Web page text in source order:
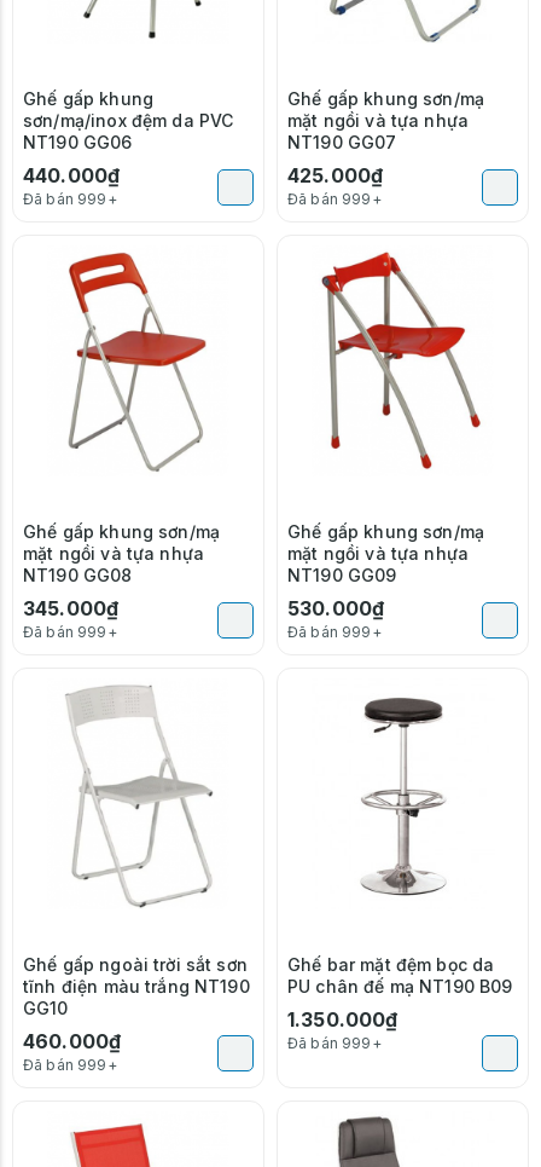
Ghế gấp khung
sơn/mạ/inox đệm da PVC
NT190 GG06
440.000₫
Đã bán 999+
Ghế gấp khung sơn/mạ
mặt ngồi và tựa nhựa
NT190 GG07
425.000₫
Đã bán 999+
Ghế gấp khung sơn/mạ
mặt ngồi và tựa nhựa
NT190 GG08
345.000₫
Đã bán 999+
Ghế gấp khung sơn/mạ
mặt ngồi và tựa nhựa
NT190 GG09
530.000₫
Đã bán 999+
Ghế gấp ngoài trời sắt sơn
tĩnh điện màu trắng NT190
GG10
460.000₫
Đã bán 999+
Ghế bar mặt đệm bọc da
PU chân đế mạ NT190 B09
1.350.000₫
Đã bán 999+